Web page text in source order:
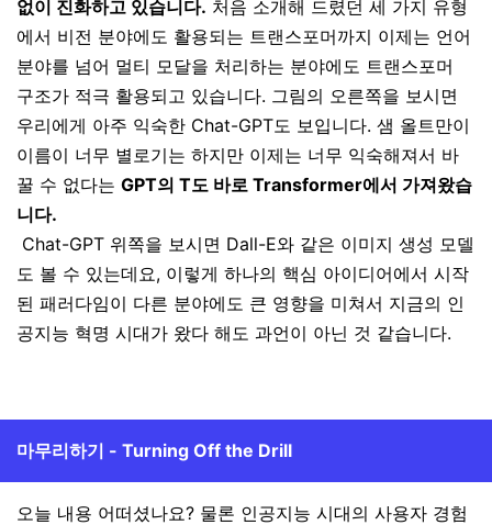
없이 진화하고 있습니다. 처음 소개해 드렸던 세 가지 유형
에서 비전 분야에도 활용되는 트랜스포머까지 이제는 언어
분야를 넘어 멀티 모달을 처리하는 분야에도 트랜스포머
구조가 적극 활용되고 있습니다. 그림의 오른쪽을 보시면
우리에게 아주 익숙한 Chat-GPT도 보입니다. 샘 올트만이
이름이 너무 별로기는 하지만 이제는 너무 익숙해져서 바
꿀 수 없다는 GPT의 T도 바로 Transformer에서 가져왔습
니다.
Chat-GPT 위쪽을 보시면 Dall-E와 같은 이미지 생성 모델
도 볼 수 있는데요, 이렇게 하나의 핵심 아이디어에서 시작
된 패러다임이 다른 분야에도 큰 영향을 미쳐서 지금의 인
공지능 혁명 시대가 왔다 해도 과언이 아닌 것 같습니다.
마무리하기 - Turning Off the Drill
오늘 내용 어떠셨나요? 물론 인공지능 시대의 사용자 경험